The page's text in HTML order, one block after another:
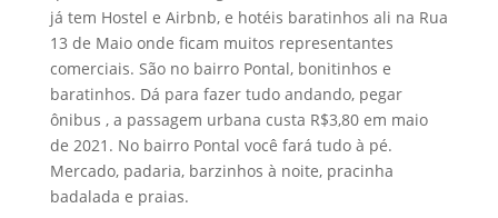
já tem Hostel e Airbnb, e hotéis baratinhos ali na Rua
13 de Maio onde ficam muitos representantes
comerciais. São no bairro Pontal, bonitinhos e
baratinhos. Dá para fazer tudo andando, pegar
ônibus , a passagem urbana custa R$3,80 em maio
de 2021. No bairro Pontal você fará tudo à pé.
Mercado, padaria, barzinhos à noite, pracinha
badalada e praias.